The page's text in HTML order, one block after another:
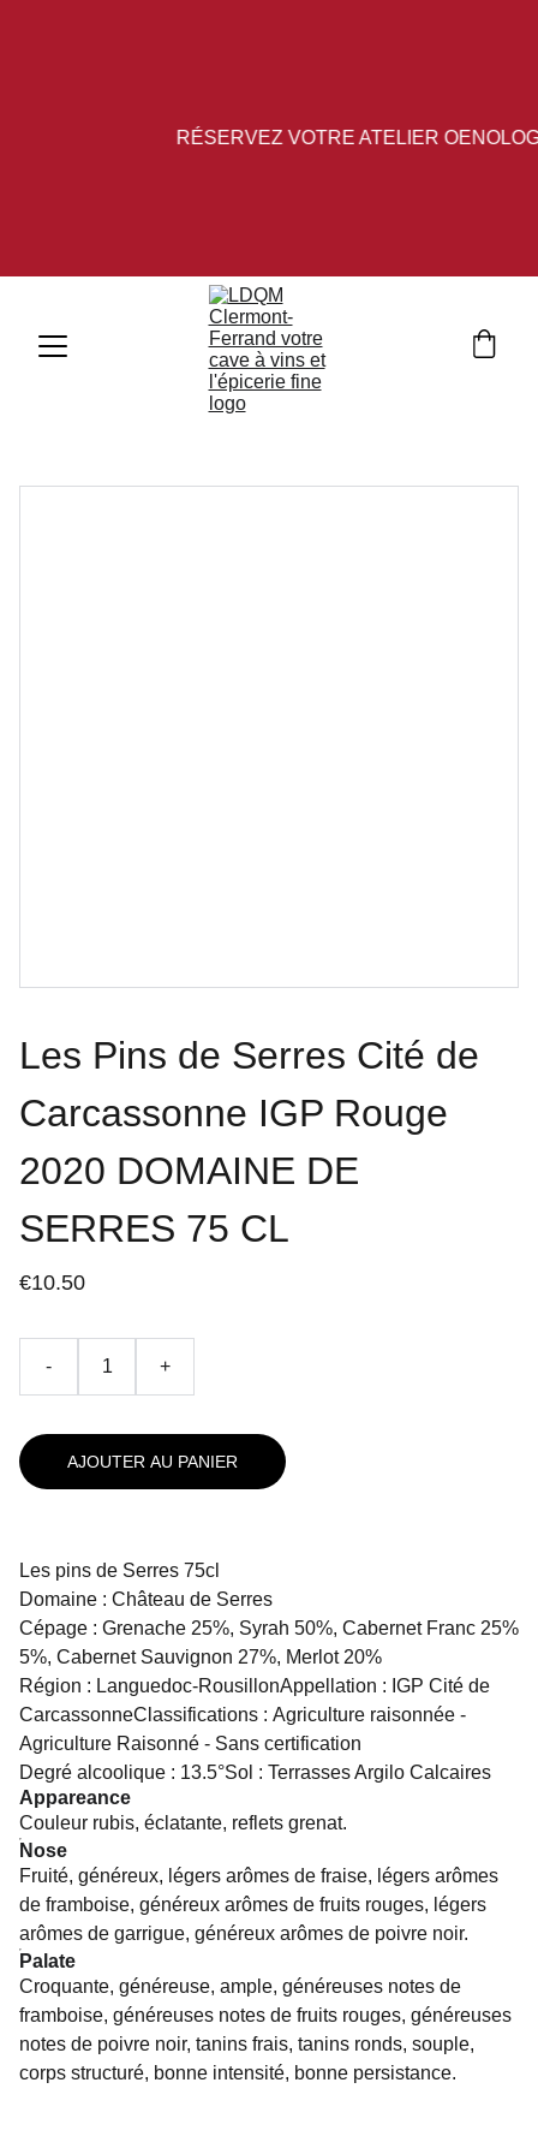
Les Pins de Serres Cité de
Carcassonne IGP Rouge
2020 DOMAINE DE
SERRES 75 CL
€10.50
- +
AJOUTER AU PANIER
Les pins de Serres 75cl
Domaine : Château de Serres
Cépage : Grenache 25%, Syrah 50%, Cabernet Franc 25%
5%, Cabernet Sauvignon 27%, Merlot 20%
Région : Languedoc-RousillonAppellation : IGP Cité de
CarcassonneClassifications : Agriculture raisonnée -
Agriculture Raisonné - Sans certification
Degré alcoolique : 13.5°Sol : Terrasses Argilo Calcaires
Appareance
Couleur rubis, éclatante, reflets grenat.
Nose
Fruité, généreux, légers arômes de fraise, légers arômes
de framboise, généreux arômes de fruits rouges, légers
arômes de garrigue, généreux arômes de poivre noir.
Palate
Croquante, généreuse, ample, généreuses notes de
framboise, généreuses notes de fruits rouges, généreuses
notes de poivre noir, tanins frais, tanins ronds, souple,
corps structuré, bonne intensité, bonne persistance.
RÉSERVEZ VOTRE ATELIER